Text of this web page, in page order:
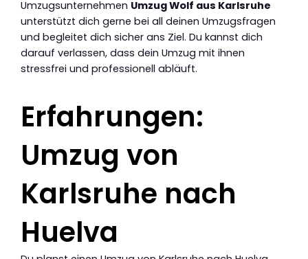
Umzugsunternehmen Umzug Wolf aus Karlsruhe
unterstützt dich gerne bei all deinen Umzugsfragen
und begleitet dich sicher ans Ziel. Du kannst dich
darauf verlassen, dass dein Umzug mit ihnen
stressfrei und professionell abläuft.
Erfahrungen:
Umzug von
Karlsruhe nach
Huelva